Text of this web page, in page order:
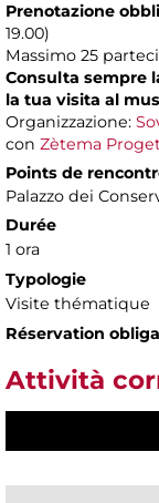
Prenotazione
19.00)
Massimo 25
Consulta sempre
la tua visita al
Organizzazione:
con Zètema
Points de
Palazzo dei
Durée
1 ora
Typologie
Visite thématique
Réservation
Attività